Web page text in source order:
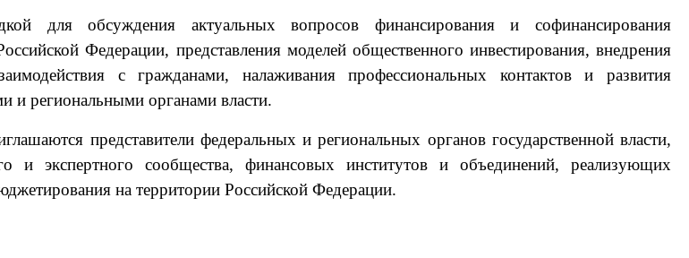
для обсуждения актуальных вопросов финансирования и софинансирования
Федерации, представления моделей общественного инвестирования, внедрения
с гражданами, налаживания профессиональных контактов и развития
и региональными органами власти.
представители федеральных и региональных органов государственной власти,
и экспертного сообщества, финансовых институтов и объединений, реализующих
на территории Российской Федерации.